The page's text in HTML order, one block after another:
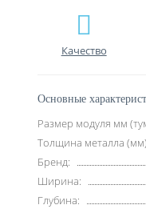
Качество
Основные
Размер модуля мм
Толщина металла
Бренд:
Ширина:
Глубина: